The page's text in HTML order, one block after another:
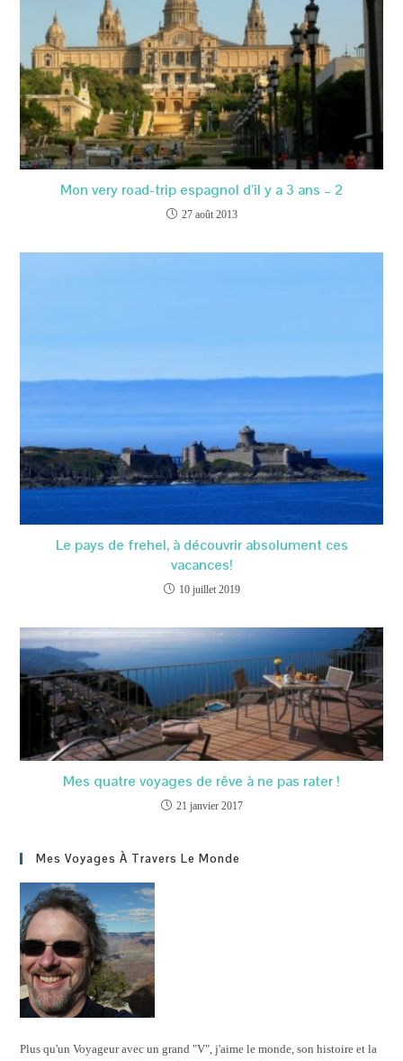
Mon very road-trip espagnol d’il y a 3 ans – 2
27 août 2013
Le pays de frehel, à découvrir absolument ces
vacances!
10 juillet 2019
Mes quatre voyages de rêve à ne pas rater !
21 janvier 2017
Mes Voyages À Travers Le Monde
Plus qu'un Voyageur avec un grand "V", j'aime le monde, son histoire et la